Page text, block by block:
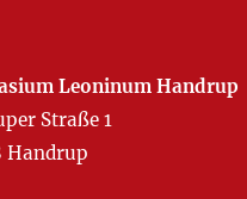
Leoninum Handrup
Straße 1
Handrup